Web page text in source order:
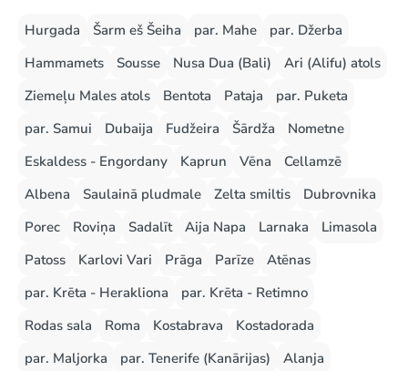
Hurgada Šarm eš Šeiha par. Mahe
par. Džerba
Hammamets
Sousse Nusa Dua (Bali)
Ari (Alifu) atols
Ziemeļu Males atols
Bentota Pataja
par. Puketa
par. Samui
Dubaija Fudžeira Šārdža
Nometne
Eskaldess - Engordany
Kaprun Vēna
Cellamzē
Albena
Saulainā pludmale Zelta smiltis
Dubrovnika
Porec
Roviņa Sadalīt Aija Napa Larnaka
Limasola
Patoss
Karlovi Vari Prāga Parīze
Atēnas
par. Krēta - Herakliona
par. Krēta - Retimno
Rodas sala
Roma Kostabrava
Kostadorada
par. Maljorka
par. Tenerife (Kanārijas)
Alanja